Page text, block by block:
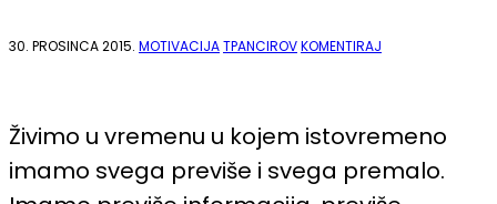
30. PROSINCA 2015. MOTIVACIJATPANCIROVKOMENTIRAJ
SVOJE
ZA
2015.
Živimo u vremenu u kojem istovremeno
imamo svega previše i svega premalo.